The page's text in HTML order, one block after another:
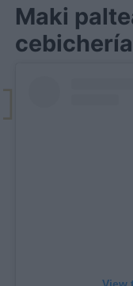
Maki
cebichería